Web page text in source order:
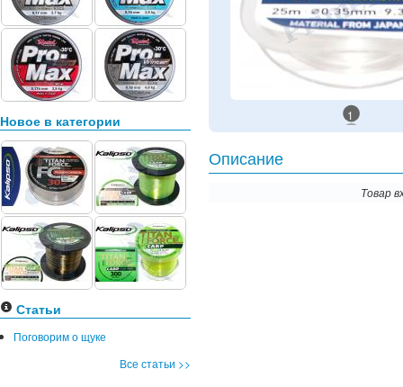
Новое в категории
Статьи
Поговорим о щуке
Все статьи >>
1
Описание
Товар